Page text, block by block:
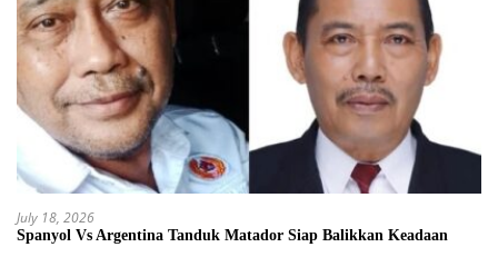
July 18, 2026
Spanyol Vs Argentina Tanduk Matador Siap Balikkan Keadaan